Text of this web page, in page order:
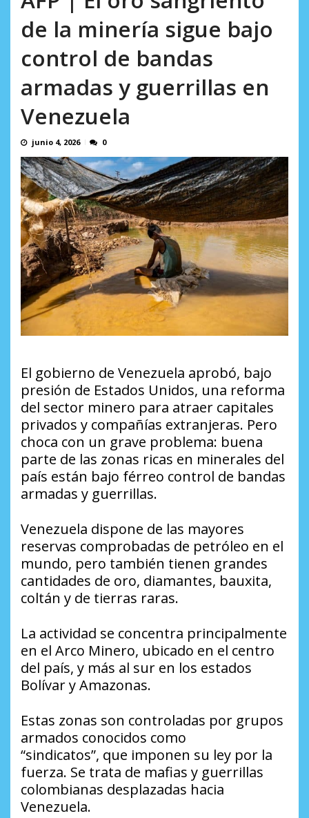
de la minería sigue bajo
control de bandas
armadas y guerrillas en
Venezuela
junio 4, 2026 0
El gobierno de Venezuela aprobó, bajo
presión de Estados Unidos, una reforma
del sector minero para atraer capitales
privados y compañías extranjeras. Pero
choca con un grave problema: buena
parte de las zonas ricas en minerales del
país están bajo férreo control de bandas
armadas y guerrillas.
Venezuela dispone de las mayores
reservas comprobadas de petróleo en el
mundo, pero también tienen grandes
cantidades de oro, diamantes, bauxita,
coltán y de tierras raras.
La actividad se concentra principalmente
en el Arco Minero, ubicado en el centro
del país, y más al sur en los estados
Bolívar y Amazonas.
Estas zonas son controladas por grupos
armados conocidos como
“sindicatos”, que imponen su ley por la
fuerza. Se trata de mafias y guerrillas
colombianas desplazadas hacia
Venezuela.